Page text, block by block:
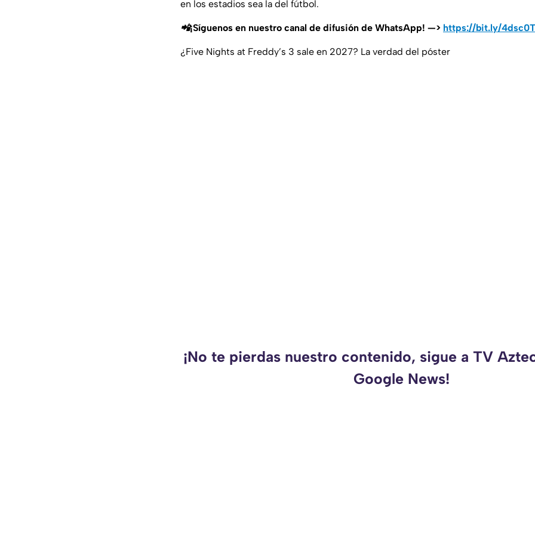
en los estadios sea la del fútbol.
📲¡Síguenos en nuestro canal de difusión de WhatsApp! —> https://bit.ly/
¿Five Nights at Freddy’s 3 sale en 2027? La verdad del póster
¡No te pierdas nuestro contenido, sigue a TV
Google News!